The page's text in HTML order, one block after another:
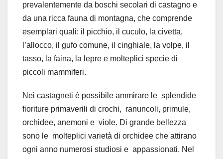
prevalentemente da boschi secolari di castagno e
da una ricca fauna di montagna, che comprende
esemplari quali: il picchio, il cuculo, la civetta,
l’allocco, il gufo comune, il cinghiale, la volpe, il
tasso, la faina, la lepre e molteplici specie di
piccoli mammiferi.
Nei castagneti è possibile ammirare le splendide
fioriture primaverili di crochi, ranuncoli, primule,
orchidee, anemoni e viole. Di grande bellezza
sono le molteplici varietà di orchidee che attirano
ogni anno numerosi studiosi e appassionati. Nel